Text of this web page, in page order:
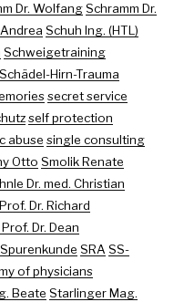
Dr. WolfangSchramm Dr.
Schuh Ing. (HTL)
Schweigetraining
Schädel-Hirn-Trauma
secret service
self protection
abuse single consulting
Otto Smolik Renate
Dr. med. Christian
Dr. Richard
Dr. Dean
Spurenkunde SRA SS-
of physicians
Beate Starlinger Mag.